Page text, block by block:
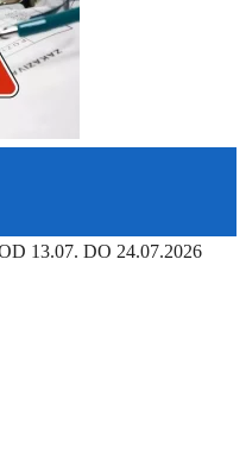
13.07. DO 24.07.2026